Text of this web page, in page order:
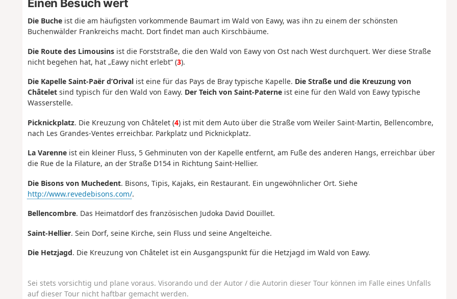
Einen Besuch wert
Die Bucheist die am häufigsten vorkommende Baumart im Wald von Eawy, was ihn zu einem der schönsten
Buchenwälder Frankreichs macht. Dort findet man auch Kirschbäume.
Die Route des Limousinsist die Forststraße, die den Wald von Eawy von Ost nach West durchquert. Wer diese Straße
nicht begehen hat, hat „Eawy nicht erlebt“ (3).
Die Kapelle Saint-Paër d’Orivalist eine für das Pays de Bray typische Kapelle. Die Straße und die Kreuzung von
Châteletsind typisch für den Wald von Eawy. Der Teich von Saint-Paterneist eine für den Wald von Eawy typische
Wasserstelle.
Picknickplatz. Die Kreuzung von Châtelet (4) ist mit dem Auto über die Straße vom Weiler Saint-Martin, Bellencombre,
nach Les Grandes-Ventes erreichbar. Parkplatz und Picknickplatz.
La Varenneist ein kleiner Fluss, 5 Gehminuten von der Kapelle entfernt, am Fuße des anderen Hangs, erreichbar über
die Rue de la Filature, an der Straße D154 in Richtung Saint-Hellier.
Die Bisons von Muchedent. Bisons, Tipis, Kajaks, ein Restaurant. Ein ungewöhnlicher Ort. Siehe
http://www.revedebisons.com/.
Bellencombre. Das Heimatdorf des französischen Judoka David Douillet.
Saint-Hellier. Sein Dorf, seine Kirche, sein Fluss und seine Angelteiche.
Die Hetzjagd. Die Kreuzung von Châtelet ist ein Ausgangspunkt für die Hetzjagd im Wald von Eawy.
Sei stets vorsichtig und plane voraus. Visorando und der Autor / die Autorin dieser Tour können im Falle eines Unfalls
auf dieser Tour nicht haftbar gemacht werden.